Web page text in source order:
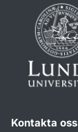
Kontakta oss